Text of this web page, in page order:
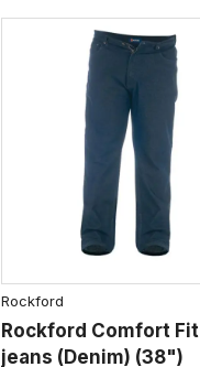
Rockford
Rockford Comfort Fit
jeans (Denim) (38")